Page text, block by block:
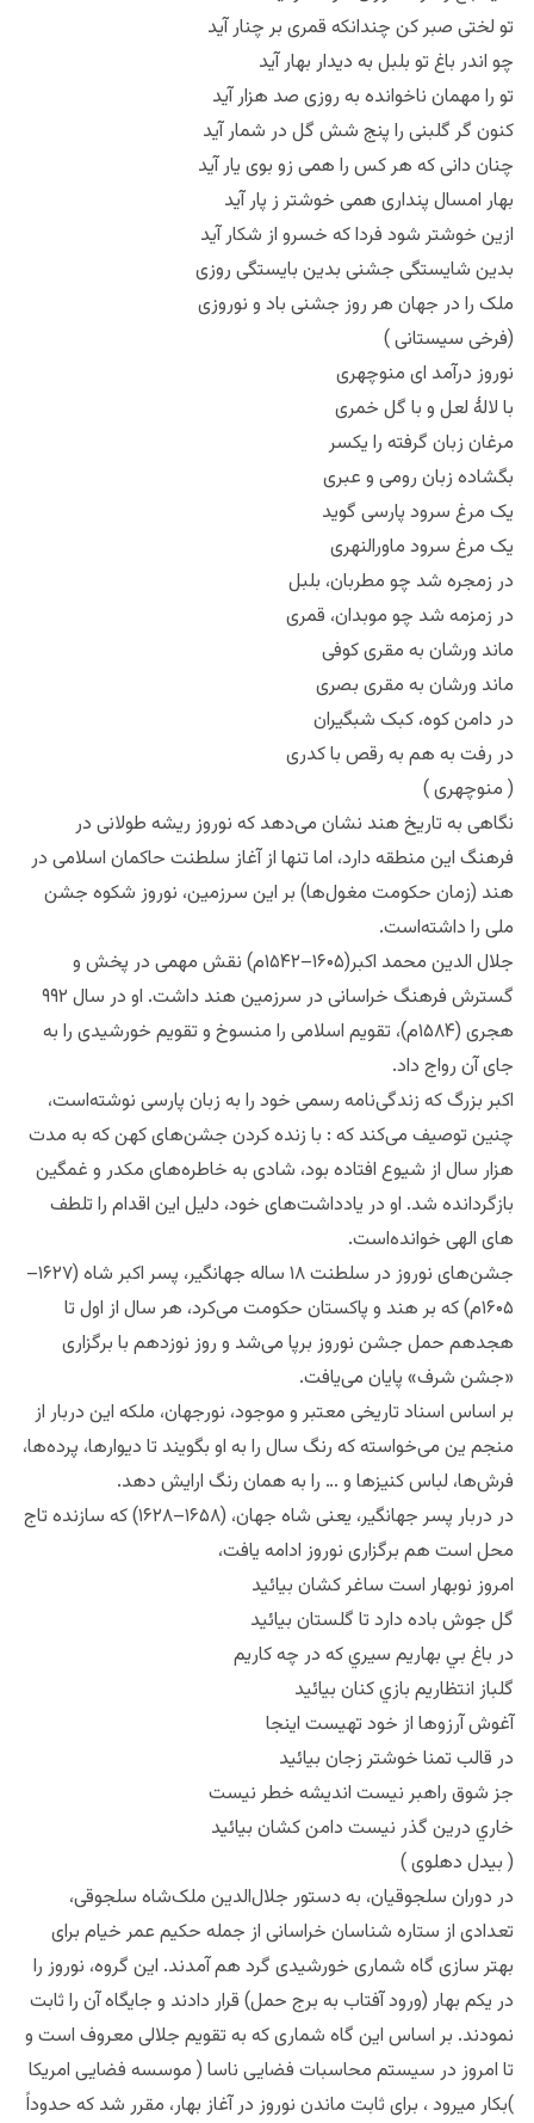
تو لختی صبر کن چندانکه قمری بر چنار آید
چو اندر باغ تو بلبل به دیدار بهار آید
تو را مهمان ناخوانده به روزی صد هزار آید
کنون گر گلبنی را پنج شش گل در شمار آید
چنان دانی که هر کس را همی زو بوی یار آید
بهار امسال پنداری همی خوشتر ز پار آید
ازین خوشتر شود فردا که خسرو از شکار آید
بدین شایستگی جشنی بدین بایستگی روزی
ملک را در جهان هر روز جشنی باد و نوروزی
(فرخی سیستانی )
نوروز درآمد ای منوچهری
با لالهٔ لعل و با گل خمری
مرغان زبان گرفته را یکسر
بگشاده زبان رومی و عبری
یک مرغ سرود پارسی گوید
یک مرغ سرود ماورالنهری
در زمجره شد چو مطربان، بلبل
در زمزمه شد چو موبدان، قمری
ماند ورشان به مقری کوفی
ماند ورشان به مقری بصری
در دامن کوه، کبک شبگیران
در رفت به هم به رقص با کدری
( منوچهری )
نگاهی به تاریخ هند نشان می‌دهد که نوروز ریشه طولانی در
فرهنگ این منطقه دارد، اما تنها از آغاز سلطنت حاکمان اسلامی در
هند (زمان حکومت مغول‌ها) بر این سرزمین، نوروز شکوه جشن
ملی را داشته‌است.
جلال الدین محمد اکبر(۱۶۰۵–۱۵۴۲م) نقش مهمی در پخش و
گسترش فرهنگ خراسانی در سرزمین هند داشت. او در سال ۹۹۲
هجری (۱۵۸۴م)، تقویم اسلامی را منسوخ و تقویم خورشیدی را به
جای آن رواج داد.
اکبر بزرگ که زندگی‌نامه رسمی خود را به زبان پارسی نوشته‌است،
چنین توصیف می‌کند که : با زنده کردن جشن‌های کهن که به مدت
هزار سال از شیوع افتاده بود، شادی به خاطره‌های مکدر و غمگین
بازگردانده شد. او در یادداشت‌های خود، دلیل این اقدام را تلطف
های الهی خوانده‌است.
جشن‌های نوروز در سلطنت ۱۸ ساله جهانگیر، پسر اکبر شاه (۱۶۲۷–
۱۶۰۵م) که بر هند و پاکستان حکومت می‌کرد، هر سال از اول تا
هجدهم حمل جشن نوروز برپا می‌شد و روز نوزدهم با برگزاری
«جشن شرف» پایان می‌یافت.
بر اساس اسناد تاریخی معتبر و موجود، نورجهان، ملکه این دربار از
منجم ین می‌خواسته که رنگ سال را به او بگویند تا دیوارها، پرده‌ها،
فرش‌ها، لباس کنیزها و … را به همان رنگ ارایش دهد.
در دربار پسر جهانگیر، یعنی شاه جهان، (۱۶۵۸–۱۶۲۸) که سازنده تاج
محل است هم برگزاری نوروز ادامه یافت،
امروز نوبهار است ساغر کشان بيائيد
گل جوش باده دارد تا گلستان بيائيد
در باغ بي بهاريم سيري که در چه کاريم
گلباز انتظاريم بازي کنان بيائيد
آغوش آرزوها از خود تهيست اينجا
در قالب تمنا خوشتر زجان بيائيد
جز شوق راهبر نيست انديشه خطر نيست
خاري درين گذر نيست دامن کشان بيائيد
( بیدل دهلوی )
در دوران سلجوقیان، به دستور جلال‌الدین ملک‌شاه سلجوقی،
تعدادی از ستاره شناسان خراسانی از جمله حکیم عمر خیام برای
بهتر سازی گاه شماری خورشیدی گرد هم آمدند. این گروه، نوروز را
در یکم بهار (ورود آفتاب به برج حمل) قرار دادند و جایگاه آن را ثابت
نمودند. بر اساس این گاه شماری که به تقویم جلالی معروف است و
تا امروز در سیستم محاسبات فضایی ناسا ( موسسه فضایی امریکا
)بکار میرود ، برای ثابت ماندن نوروز در آغاز بهار، مقرر شد که حدوداً